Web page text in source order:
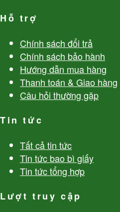
Hỗ trợ
Chính sách đổi trả
Chính sách bảo hành
Hướng dẫn mua hàng
Thanh toán & Giao hàng
Câu hỏi thường gặp
Tin tức
Tất cả tin tức
Tin tức bao bì giấy
Tin tức tổng hợp
Lượt truy cập